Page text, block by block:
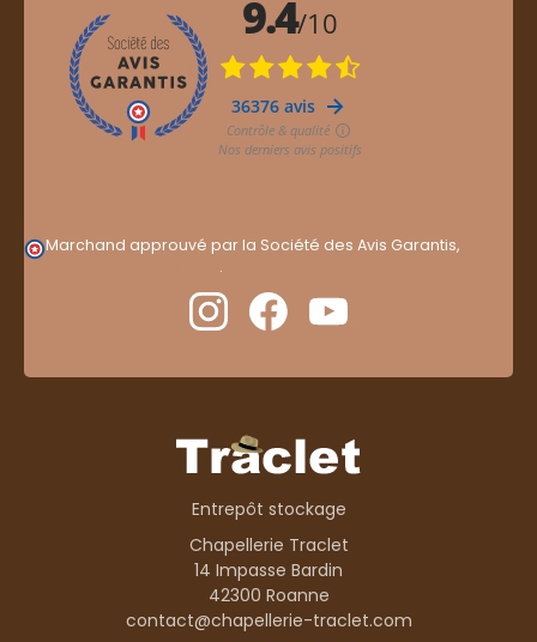
Marchand approuvé par la Société des Avis Garantis,
.
Entrepôt stockage
Chapellerie Traclet
14 Impasse Bardin
42300 Roanne
contact@chapellerie-traclet.com